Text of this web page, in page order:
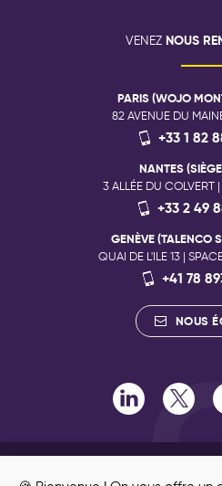
VENEZ NOUS
PARIS (WOJO
82 AVENUE DU
+33 1 82
NANTES
3 ALLÉE DU
+33 2 49
GENÈVE (TALENCO
QUAI DE L'ILE 13 |
+41 78
NOUS